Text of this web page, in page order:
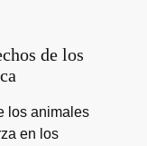
de los
los animales
en los